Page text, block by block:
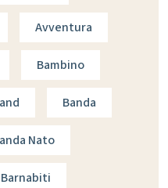
Avventura
Bambino
Banda
Nato
Barnabiti